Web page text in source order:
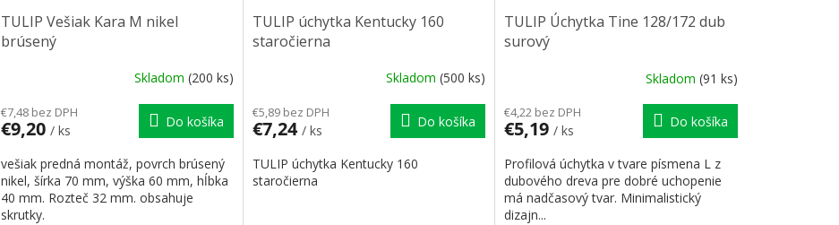
TULIP Vešiak Kara M nikel
brúsený
Skladom (200 ks)
€7,48 bez DPH
€9,20 / ks
Do košíka
vešiak predná montáž, povrch brúsený
nikel, šírka 70 mm, výška 60 mm, hĺbka
40 mm. Rozteč 32 mm. obsahuje
skrutky.
TULIP úchytka Kentucky 160
staročierna
Skladom (500 ks)
€5,89 bez DPH
€7,24 / ks
Do košíka
TULIP úchytka Kentucky 160
staročierna
TULIP Úchytka Tine 128/172 dub
surový
Skladom (91 ks)
€4,22 bez DPH
€5,19 / ks
Do košíka
Profilová úchytka v tvare písmena L z
dubového dreva pre dobré uchopenie
má nadčasový tvar. Minimalistický
dizajn...